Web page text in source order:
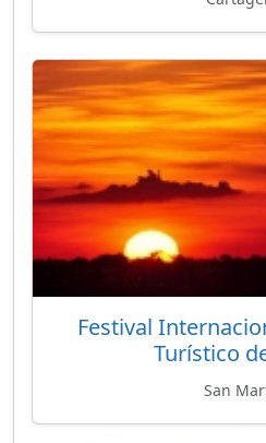
Festival
Turístico
San